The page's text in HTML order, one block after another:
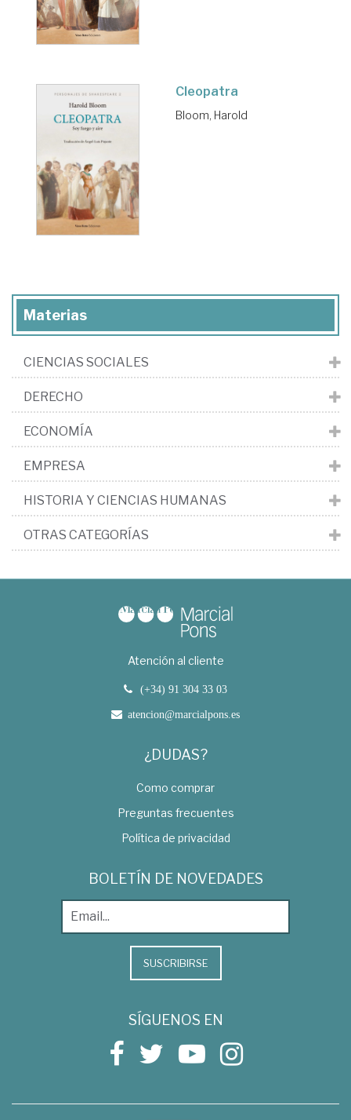
Cleopatra
Bloom, Harold
Materias
CIENCIAS SOCIALES
DERECHO
ECONOMÍA
EMPRESA
HISTORIA Y CIENCIAS HUMANAS
OTRAS CATEGORÍAS
Atención al cliente
(+34) 91 304 33 03
atencion@marcialpons.es
¿DUDAS?
Como comprar
Preguntas frecuentes
Política de privacidad
BOLETÍN DE NOVEDADES
SUSCRIBIRSE
SÍGUENOS EN